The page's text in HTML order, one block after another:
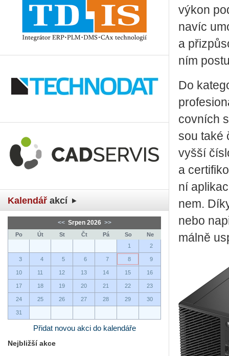
Kalendář akcí
<< Srpen 2026 >>
Po Út St Čt Pá So
Ne
1
2
3 4 5 6 7 8 9
10 11 12 13 14 15 16
17 18 19 20 21 22 23
24 25 26 27 28 29 30
31
Přidat novou akci do kalendáře
Nejbližší akce
výkon
navíc
a
ním
Do
cov­ních
sou také
vyšší
a
ní
nem.
nebo
mál­ně